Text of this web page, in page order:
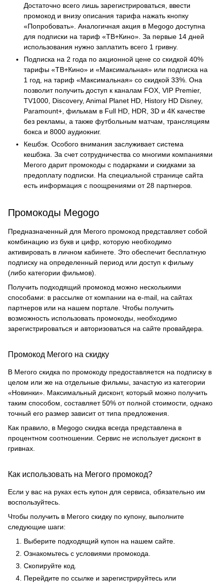
Достаточно всего лишь зарегистрироваться, ввести
промокод и внизу описания тарифа нажать кнопку
«Попробовать». Аналогичная акция в Megogo доступна
для подписки на тариф «ТВ+Кино». За первые 14 дней
использования нужно заплатить всего 1 гривну.
Подписка на 2 года по акционной цене со скидкой 40%
тарифы «ТВ+Кино» и «Максимальная» или подписка на
1 год, на тариф «Максимальная» со скидкой 33%. Она
позволит получить доступ к каналам FOX, VIP Premier,
TV1000, Discovery, Animal Planet HD, History HD Disney,
Paramount+, фильмам в Full HD, HDR, 3D и 4К качестве
без рекламы, а также футбольным матчам, трансляциям
бокса и 8000 аудиокниг.
Кешбэк. Особого внимания заслуживает система
кешбэка. За счет сотрудничества со многими компаниями
Мегого дарит промокоды с подарками и скидками за
предоплату подписки. На специальной странице сайта
есть информация с поощрениями от 28 партнеров.
Промокоды Megogo
Предназначенный для Мегого промокод представляет собой
комбинацию из букв и цифр, которую необходимо
активировать в личном кабинете. Это обеспечит бесплатную
подписку на определенный период или доступ к фильму
(либо категории фильмов).
Получить подходящий промокод можно несколькими
способами: в рассылке от компании на e-mail, на сайтах
партнеров или на нашем портале. Чтобы получить
возможность использовать промокоды, необходимо
зарегистрироваться и авторизоваться на сайте провайдера.
Промокод Мегого на скидку
В Мегого скидка по промокоду предоставляется на подписку в
целом или же на отдельные фильмы, зачастую из категории
«Новинки». Максимальный дисконт, который можно получить
таким способом, составляет 50% от полной стоимости, однако
точный его размер зависит от типа предложения.
Как правило, в Megogo скидка всегда представлена в
процентном соотношении. Сервис не использует дисконт в
гривнах.
Как использовать на Мегого промокод?
Если у вас на руках есть купон для сервиса, обязательно им
воспользуйтесь.
Чтобы получить в Мегого скидку по купону, выполните
следующие шаги:
Выберите подходящий купон на нашем сайте.
Ознакомьтесь с условиями промокода.
Скопируйте код.
Перейдите по ссылке и зарегистрируйтесь или